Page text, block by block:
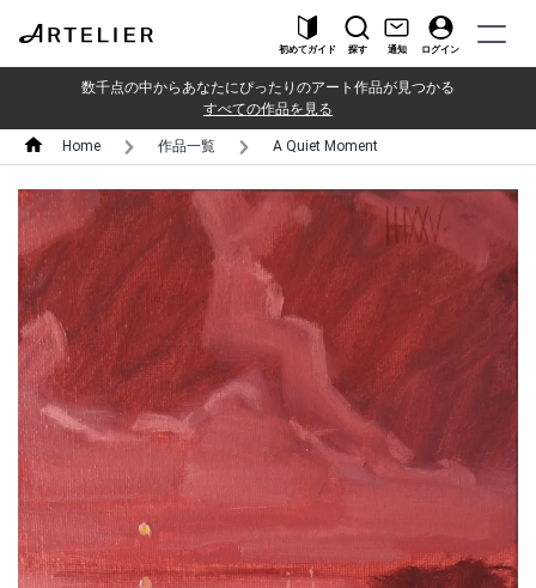
初めてガイド 探す 通知 ログイン
数千点の中からあなたにぴったりのアート作品が見つかる
すべての作品を見る
Home 作品一覧 A Quiet Moment